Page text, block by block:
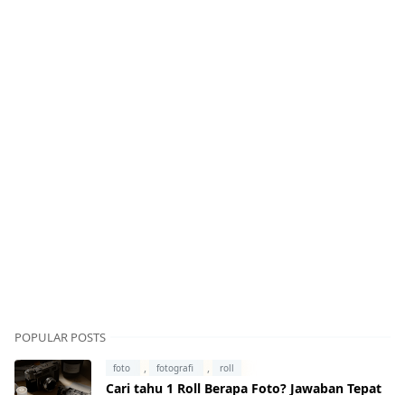
POPULAR POSTS
foto , fotografi , roll
Cari tahu 1 Roll Berapa Foto? Jawaban Tepat